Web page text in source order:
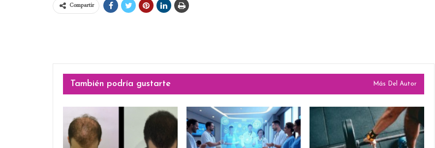
Compartir
También podría gustarte Más Del Autor